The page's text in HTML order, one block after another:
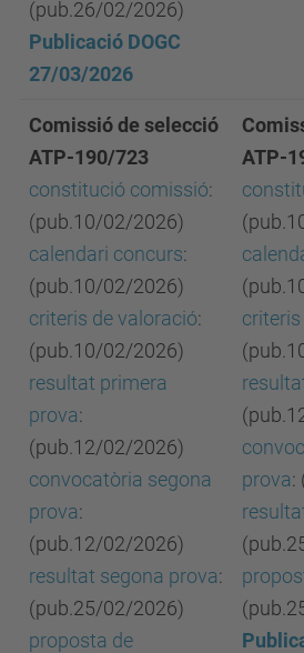
(pub.26/02/2026)
Publicació DOGC
27/03/2026
Comissió de selecció
ATP-190/723
constitució comissió:
(pub.10/02/2026)
calendari concurs:
(pub.10/02/2026)
criteris de valoració:
(pub.10/02/2026)
resultat primera
prova:
(pub.12/02/2026)
convocatòria segona
prova:
(pub.12/02/2026)
resultat segona prova:
(pub.25/02/2026)
proposta de
ATP-
prova: